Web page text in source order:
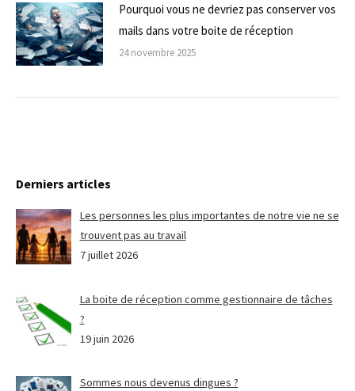
Pourquoi vous ne devriez pas conserver vos
mails dans votre boite de réception
24 novembre 2025
Derniers articles
Les personnes les plus importantes de notre vie ne se
trouvent pas au travail
7 juillet 2026
La boite de réception comme gestionnaire de tâches
?
19 juin 2026
Sommes nous devenus dingues ?